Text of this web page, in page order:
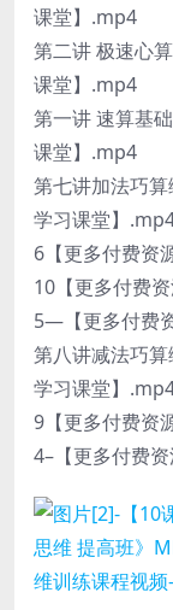
课堂】.mp4
第二讲 极速心
课堂】.mp4
第一讲 速算基
课堂】.mp4
第七讲加法巧
学习课堂】
6【更多付费资
10【更多付费
5—【更多付费
第八讲减法巧
学习课堂】
9【更多付费资
4–【更多付费